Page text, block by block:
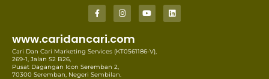
www.caridancari.com
Cari Dan Cari Marketing Services (KT0561186-V),
269-1, Jalan S2 B26,
Pusat Dagangan Icon Seremban 2,
70300 Seremban, Negeri Sembilan.